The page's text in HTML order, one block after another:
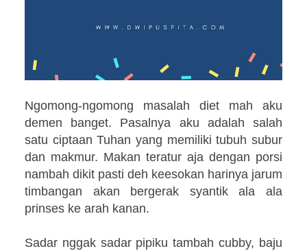
Ngomong-ngomong masalah diet mah aku
demen banget. Pasalnya aku adalah salah
satu ciptaan Tuhan yang memiliki tubuh subur
dan makmur. Makan teratur aja dengan porsi
nambah dikit pasti deh keesokan harinya jarum
timbangan akan bergerak syantik ala ala
prinses ke arah kanan.
Sadar nggak sadar pipiku tambah cubby, baju